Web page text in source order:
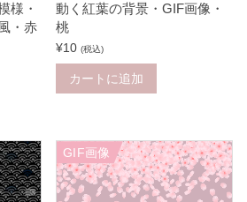
様・
・赤
動く紅葉の背景・GIF画像・
桃
¥10 (税込)
カートに追加
GIF画像